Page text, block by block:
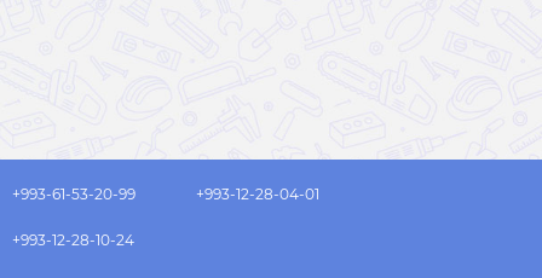
+993-61-53-20-99 +993-12-28-04-01
+993-12-28-10-24